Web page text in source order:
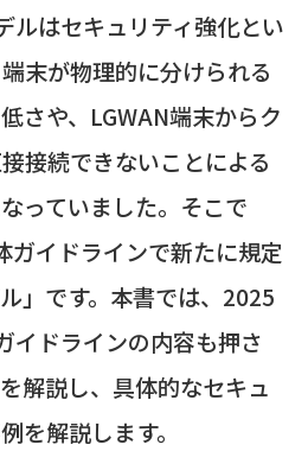
ルはセキュリティ強化とい
末が物理的に分けられる
さや、LGWAN端末からク
接続できないことによる
っていました。そこで
ガイドラインで新たに規定
」です。本書では、2025
イドラインの内容も押さ
解説し、具体的なセキュ
を解説します。